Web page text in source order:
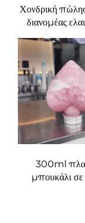
Χονδρική
διανομέας
ψεκαστήρας
γυάλινες φιάλες
ελαίου με
ποιότητας
300ml
μπουκάλι
μεταφοράς